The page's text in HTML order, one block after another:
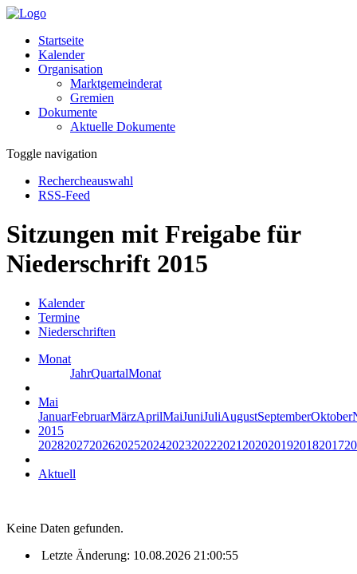
Startseite
Kalender
Organisation
Marktgemeinderat
Gremien
Dokumente
Aktuelle Dokumente
Toggle navigation
Rechercheauswahl
RSS-Feed
Sitzungen mit Freigabe für
Niederschrift 2015
Kalender
Termine
Niederschriften
Monat
JahrQuartalMonat
Mai
JanuarFebruarMärzAprilMaiJuniJuliAugustSeptemberOktober
2015
20282027202620252024202320222021 2020201920182017
Aktuell
Keine Daten gefunden.
Letzte Änderung: 10.08.2026 21:00:55